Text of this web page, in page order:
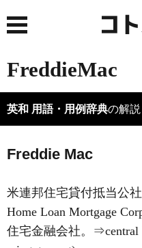
FreddieMac
英和 用語・用例辞典の解説
Freddie Mac
米連邦住宅貸付抵当公
Home Loan Mortgage
住宅金融会社。⇒central